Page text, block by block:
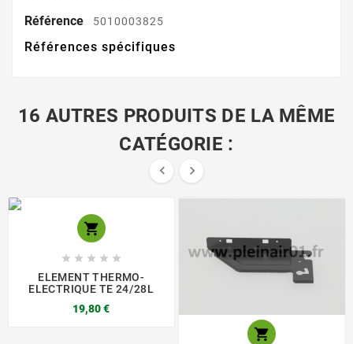
Référence 5010003825
Références spécifiques
16 AUTRES PRODUITS DE LA MÊME
CATÉGORIE :
 

    
ELEMENT THERMO-
ELECTRIQUE TE 24/28L
19,80 €
